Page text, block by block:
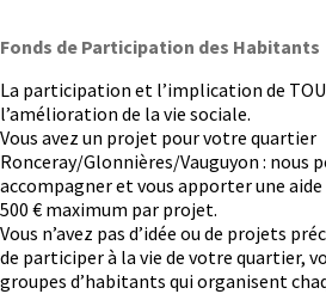
Fonds de Participation des Habitants
La participation et l’implication de
l’amélioration de la vie sociale.
Vous avez un projet pour votre quartier
Ronceray/Glonnières/Vauguyon : nous
accompagner et vous apporter une
500 € maximum par projet.
Vous n’avez pas d’idée ou de projets
de participer à la vie de votre quartier,
groupes d’habitants qui organisent